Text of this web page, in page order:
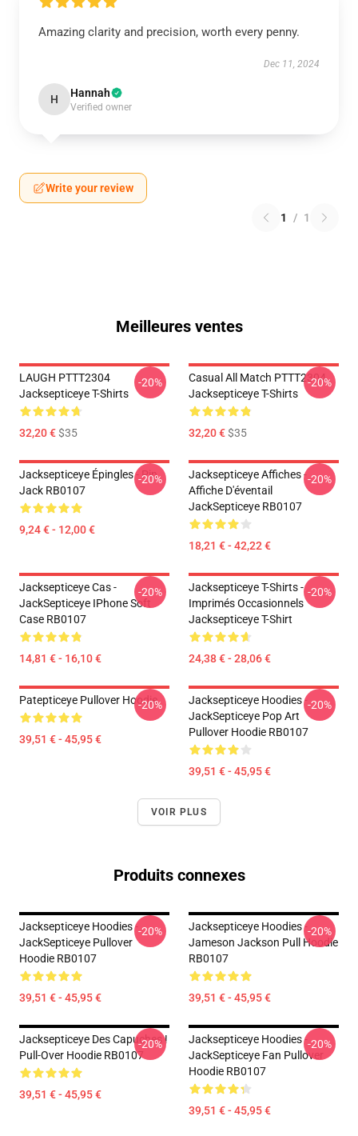
Amazing clarity and precision, worth every penny.
Dec 11, 2024
H Hannah
Verified owner
Write your review
1 / 1
Meilleures ventes
LAUGH PTTT2304
Jacksepticeye T-Shirts
32,20 €$35
-20%
Casual All Match PTTT2304
Jacksepticeye T-Shirts
32,20 €$35
-20%
Jacksepticeye Épingles - Pin
Jack RB0107
9,24 € - 12,00 €
-20%
Jacksepticeye Affiches -
Affiche D'éventail
JackSepticeye RB0107
18,21 € - 42,22 €
-20%
Jacksepticeye Cas -
JackSepticeye IPhone Soft
Case RB0107
14,81 € - 16,10 €
-20%
Jacksepticeye T-Shirts -
Imprimés Occasionnels
Jacksepticeye T-Shirt
24,38 € - 28,06 €
-20%
Patepticeye Pullover Hoodie
39,51 € - 45,95 €
-20%
Jacksepticeye Hoodies -
JackSepticeye Pop Art
Pullover Hoodie RB0107
39,51 € - 45,95 €
-20%
VOIR PLUS
Produits connexes
Jacksepticeye Hoodies -
JackSepticeye Pullover
Hoodie RB0107
39,51 € - 45,95 €
-20%
Jacksepticeye Hoodies -
Jameson Jackson Pull Hoodie
RB0107
39,51 € - 45,95 €
-20%
Jacksepticeye Des Capuches !
Pull-Over Hoodie RB0107
39,51 € - 45,95 €
-20%
Jacksepticeye Hoodies -
JackSepticeye Fan Pullover
Hoodie RB0107
39,51 € - 45,95 €
-20%